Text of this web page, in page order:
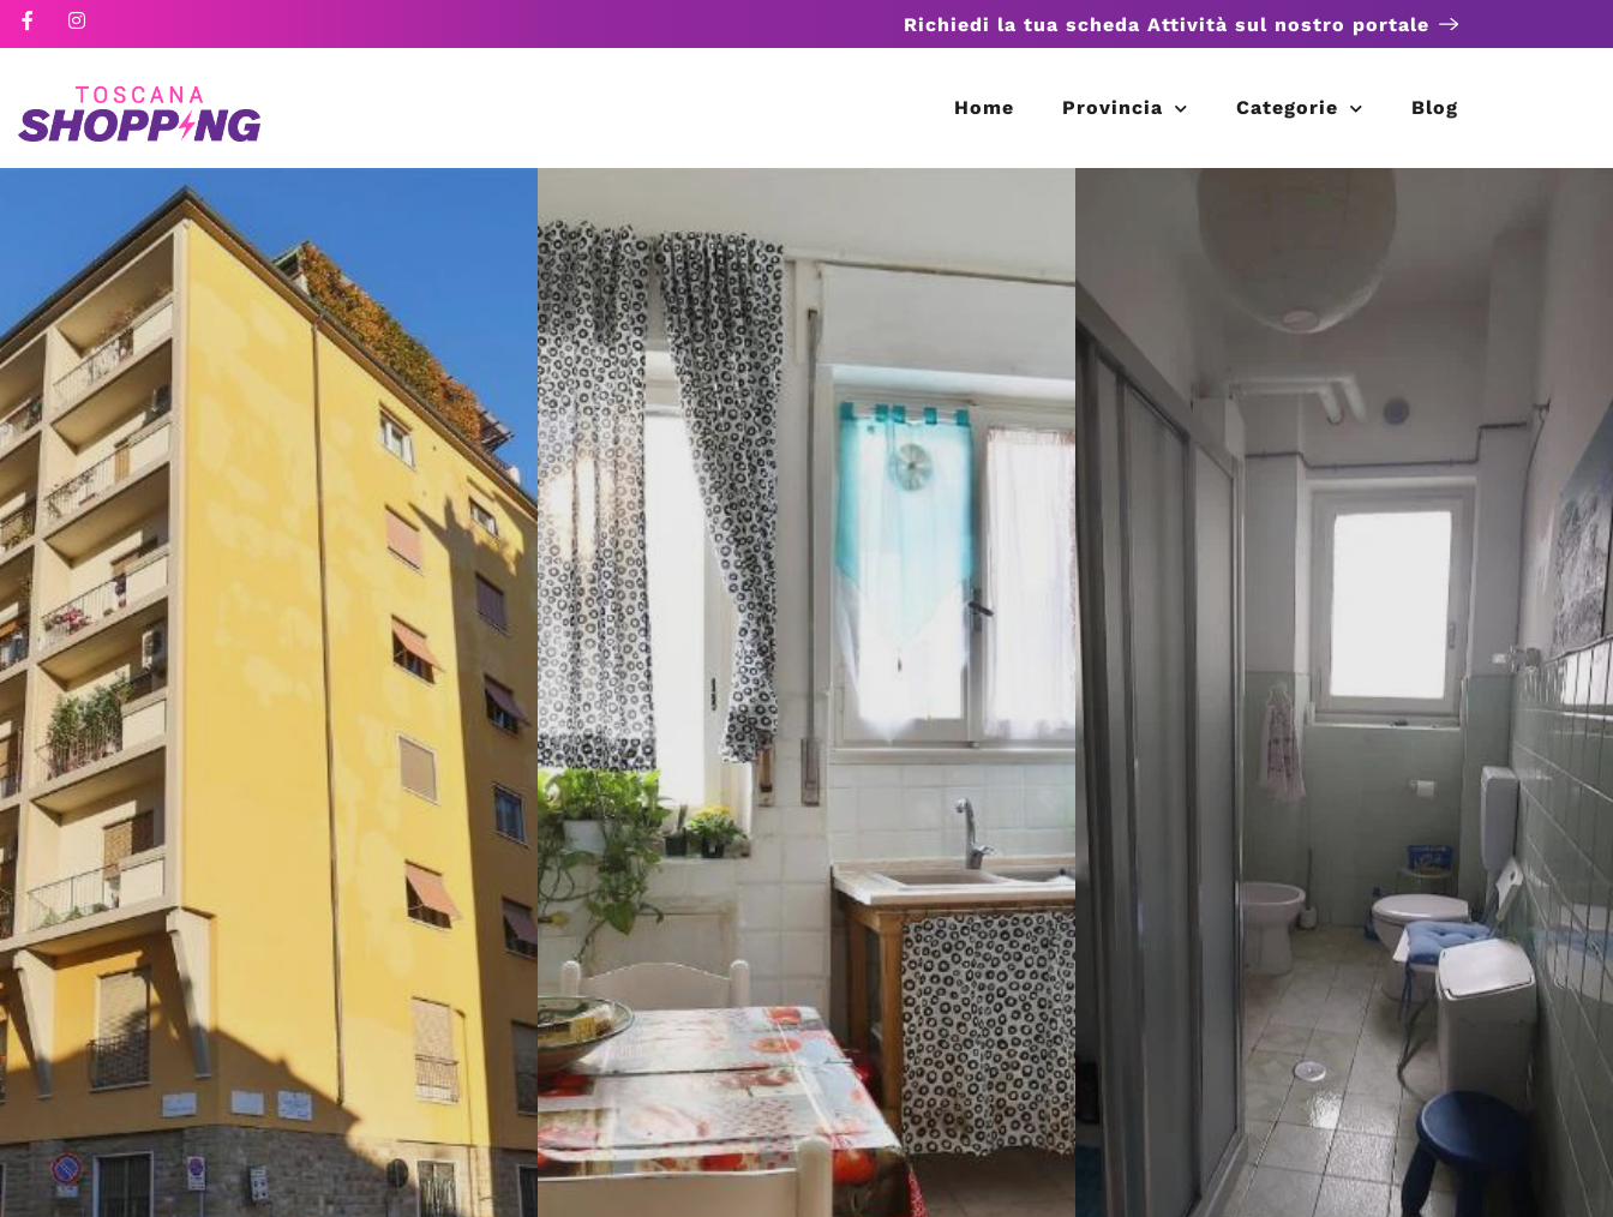
Richiedi la tua scheda Attività sul nostro portale
Home Provincia Categorie Blog